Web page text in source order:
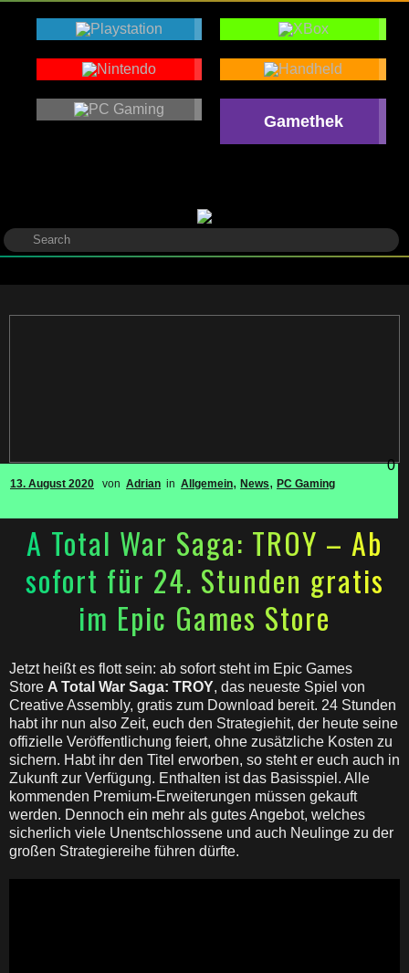
Gamethek
13. August 2020 von Adrian in Allgemein, News, PC Gaming
0
A Total War Saga: TROY – Ab
sofort für 24. Stunden gratis
im Epic Games Store
Jetzt heißt es flott sein: ab sofort steht im Epic Games
Store A Total War Saga: TROY, das neueste Spiel von
Creative Assembly, gratis zum Download bereit. 24 Stunden
habt ihr nun also Zeit, euch den Strategiehit, der heute seine
offizielle Veröffentlichung feiert, ohne zusätzliche Kosten zu
sichern. Habt ihr den Titel erworben, so steht er euch auch in
Zukunft zur Verfügung. Enthalten ist das Basisspiel. Alle
kommenden Premium-Erweiterungen müssen gekauft
werden. Dennoch ein mehr als gutes Angebot, welches
sicherlich viele Unentschlossene und auch Neulinge zu der
großen Strategiereihe führen dürfte.